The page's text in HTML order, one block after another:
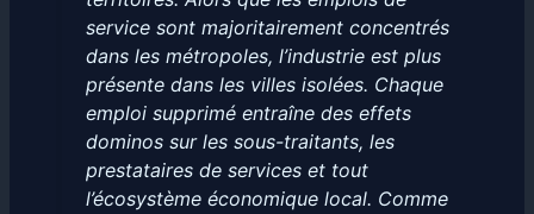
service sont majoritairement concentrés
dans les métropoles, l’industrie est plus
présente dans les villes isolées. Chaque
emploi supprimé entraîne des effets
dominos sur les sous-traitants, les
prestataires de services et tout
l’écosystème économique local. Comme